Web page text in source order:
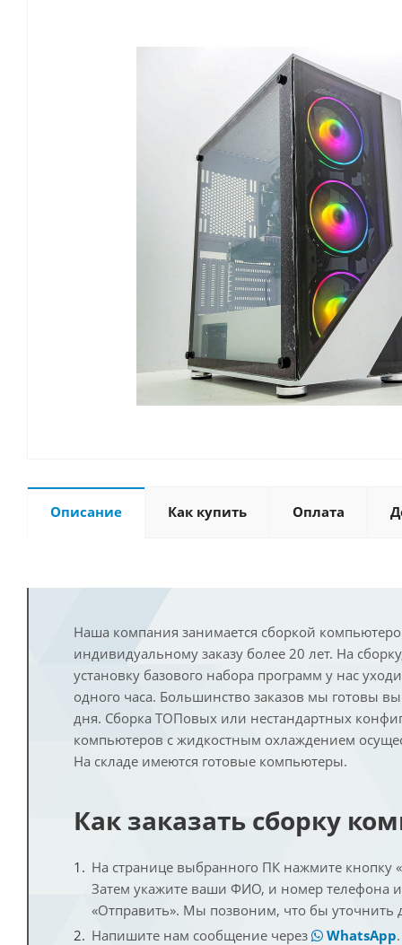
Описание Как купить Оплата
Наша компания занимается сборкой
индивидуальному заказу более 20 лет. На
установку базового набора программ у нас
одного часа. Большинство заказов мы готовы
дня. Сборка ТОПовых или нестандартных
компьютеров с жидкостным охлаждением
На складе имеются готовые компьютеры.
Как заказать сборку
На странице выбранного ПК нажмите кнопку
Затем укажите ваши ФИО, и номер телефона
«Отправить». Мы позвоним, что бы уточнить
Напишите нам сообщение через
WhatsApp